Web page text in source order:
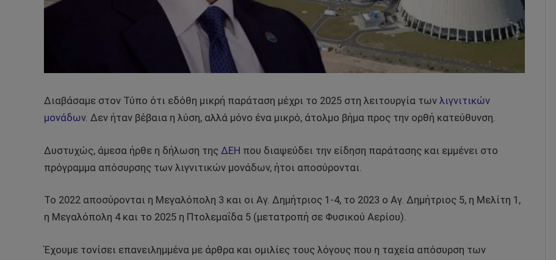
Διαβάσαμε στον Τύπο ότι εδόθη μικρή παράταση μέχρι το 2025 στη λειτουργία των λιγνιτικών
μονάδων. Δεν ήταν βέβαια η λύση, αλλά μόνο ένα μικρό, άτολμο βήμα προς την ορθή κατεύθυνση.
Δυστυχώς, άμεσα ήρθε η δήλωση της ΔΕΗ που διαψεύδει την είδηση παράτασης και εμμένει στο
πρόγραμμα απόσυρσης των λιγνιτικών μονάδων, ήτοι αποσύρονται.
Το 2022 αποσύρονται η Μεγαλόπολη 3 και οι Αγ. Δημήτριος 1-4, το 2023 ο Αγ. Δημήτριος 5, η Μελίτη 1,
η Μεγαλόπολη 4 και το 2025 η Πτολεμαΐδα 5 (μετατροπή σε Φυσικού Αερίου).
Έχουμε τονίσει επανειλημμένα με άρθρα και ομιλίες τους λόγους που η ταχεία απόσυρση των